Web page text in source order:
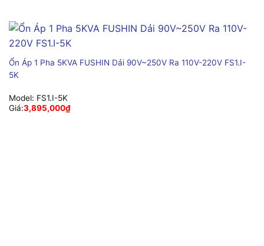
Ổn Áp 1 Pha 5KVA FUSHIN Dải 90V~250V Ra 110V-220V FS1.I-
5K
Model: FS1.I-5K
Giá:3,895,000₫